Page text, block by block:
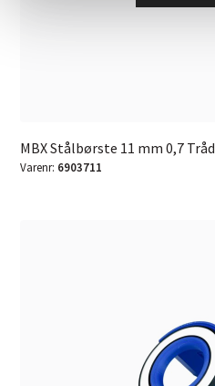
MBX Stålbørste 11 mm 0,7 Tråd
Varenr: 6903711